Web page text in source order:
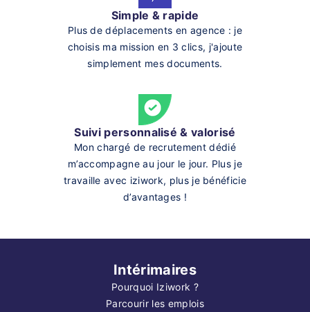
Simple & rapide
Plus de déplacements en agence : je
choisis ma mission en 3 clics, j'ajoute
simplement mes documents.
Suivi personnalisé & valorisé
Mon chargé de recrutement dédié
m’accompagne au jour le jour. Plus je
travaille avec iziwork, plus je bénéficie
d’avantages !
Intérimaires
Pourquoi Iziwork ?
Parcourir les emplois